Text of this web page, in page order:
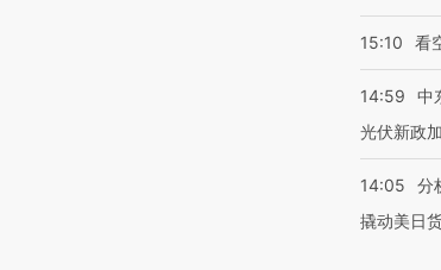
15:10 看
14:59
中
光伏新政
14:05
分
撬动美日